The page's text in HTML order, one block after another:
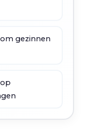
gezinnen